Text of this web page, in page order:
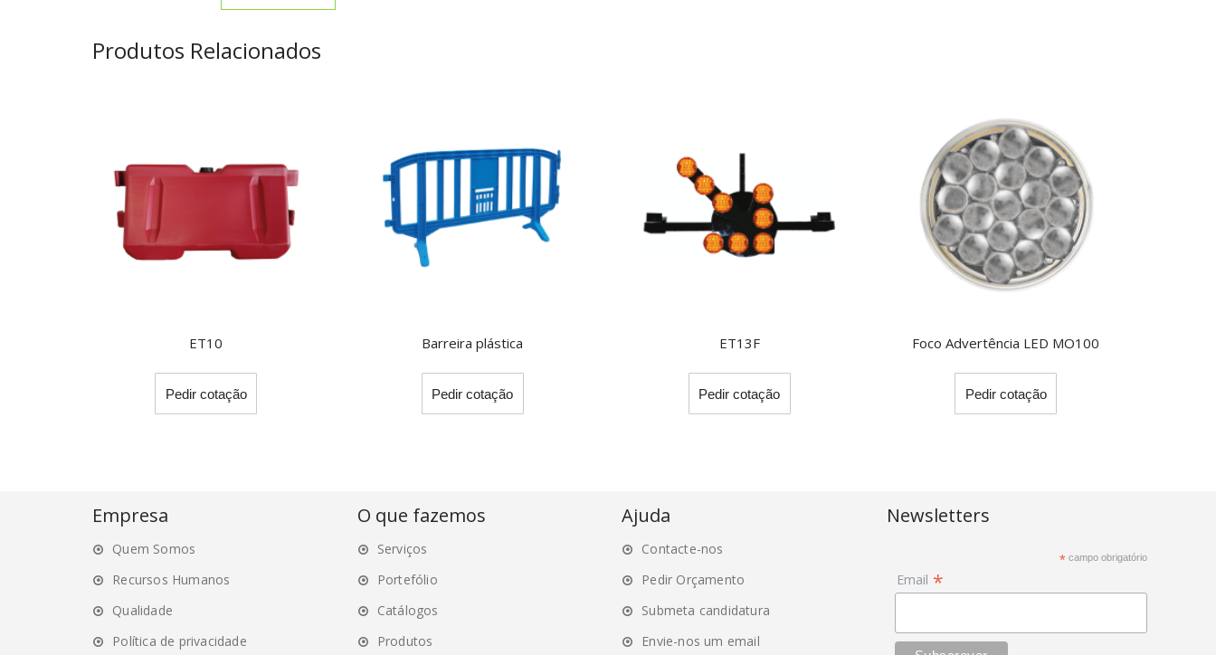
Produtos Relacionados
ET10
Pedir cotação
This
has
Barreira plástica
Pedir cotação
This
has
ET13F
Pedir cotação
Foco Advertência LED MO100
Pedir cotação
Empresa
Quem Somos
Recursos Humanos
Qualidade
Política de privacidade
O que fazemos
Serviços
Portefólio
Catálogos
Produtos
Ajuda
Contacte-nos
Pedir Orçamento
Submeta candidatura
Envie-nos um email
Newsletters
*campo obrigatório
Email *